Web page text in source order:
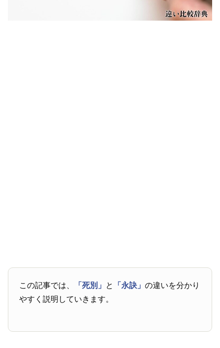
この記事では、 「死別」 と 「永訣」の違いを分かり
やすく説明していきます。